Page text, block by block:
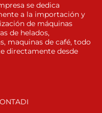
se dedica
a la importación y
de máquinas
de helados,
maquinas de café, todo
directamente desde